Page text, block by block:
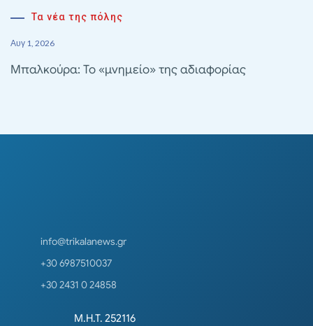
Τα νέα της πόλης
Αυγ 1, 2026
Μπαλκούρα: Το «μνημείο» της αδιαφορίας
info@trikalanews.gr
+30 6987510037
+30 2431 0 24858
Μ.Η.Τ. 252116